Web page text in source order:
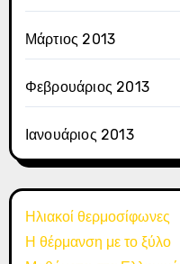
Μάρτιος 2013
Φεβρουάριος 2013
Ιανουάριος 2013
Ηλιακοί θερμοσίφωνες
Η θέρμανση με το ξύλο